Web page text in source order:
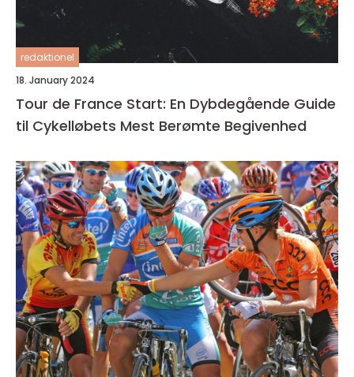
redaktionel
18. January 2024
Tour de France Start: En Dybdegående Guide
til Cykelløbets Mest Berømte Begivenhed